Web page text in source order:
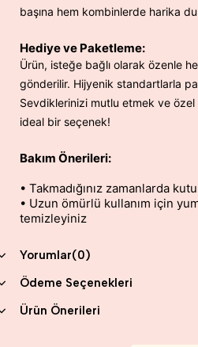
başına hem kombinlerde harika
Hediye ve Paketleme:
Ürün, isteğe bağlı olarak özenle
gönderilir. Hijyenik standartlarla
Sevdiklerinizi mutlu etmek ve özel
ideal bir seçenek!
Bakım Önerileri:
• Takmadığınız zamanlarda
• Uzun ömürlü kullanım için
temizleyiniz
Yorumlar(0)
Ödeme Seçenekleri
Ürün Önerileri